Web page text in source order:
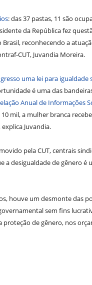
: das 37 pastas, 11 são
da República fez
reconhecendo a
CUT, Juvandia Moreira.
uma lei para igualdade
é uma das
Anual de Informações
mil, a mulher branca
Juvandia.
pela CUT, centrais
desigualdade de gênero é
houve um desmonte das
sem fins
de gênero, nos